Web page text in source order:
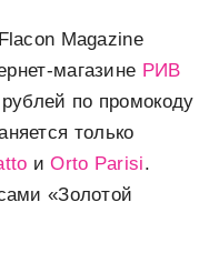
Magazine
магазине РИВ
по промокоду
только
иOrto Parisi.
«Золотой